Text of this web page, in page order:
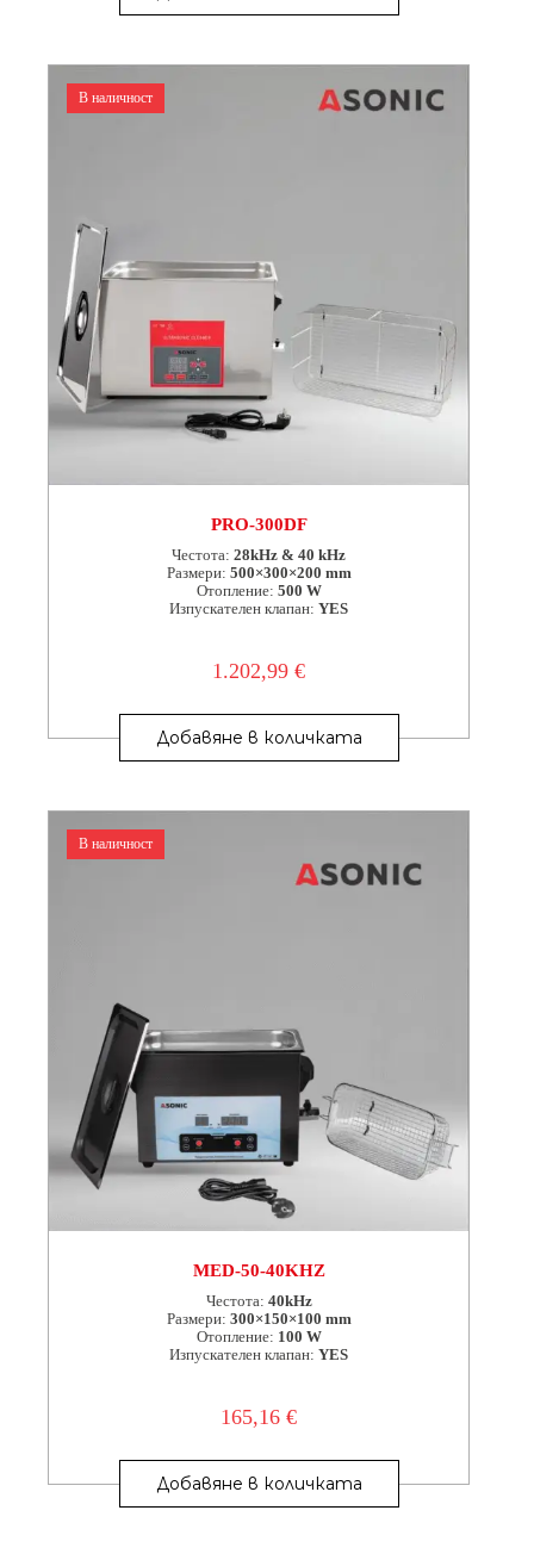
В наличност
PRO-300DF
Честота: 28kHz & 40 kHz
Размери: 500×300×200 mm
Отопление: 500 W
Изпускателен клапан: YES
1.202,99€
Добавяне в количката
В наличност
MED-50-40KHZ
Честота: 40kHz
Размери: 300×150×100 mm
Отопление: 100 W
Изпускателен клапан: YES
165,16€
Добавяне в количката